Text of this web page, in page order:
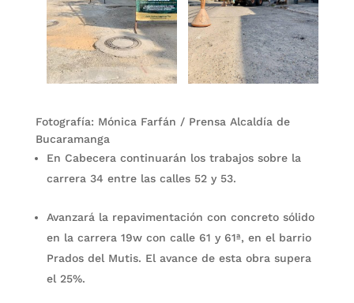
Fotografía: Mónica Farfán / Prensa Alcaldía de
Bucaramanga
En Cabecera continuarán los trabajos sobre la
carrera 34 entre las calles 52 y 53.
Avanzará la repavimentación con concreto sólido
en la carrera 19w con calle 61 y 61ª, en el barrio
Prados del Mutis. El avance de esta obra supera
el 25%.